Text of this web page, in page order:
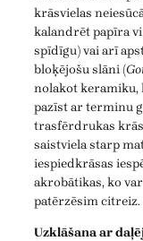
krāsvielas
kalandrēt papīra
spīdīgu) vai arī
bloķējošu slāni (
nolakot keramiku,
pazīst ar terminu
trasfērdrukas
saistviela starp
iespiedkrāsas
akrobātikas, ko
patērzēsim citreiz.
Uzklāšana ar